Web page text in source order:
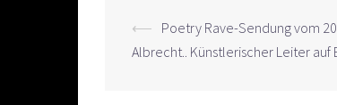
Beitrags-
⟵ Poetry Rave-Sendung vom
Albrecht.. Künstlerischer Leiter auf